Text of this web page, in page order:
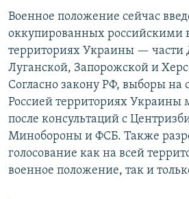
Военное положение сейчас
оккупированных российскими
территориях Украины — части
Луганской, Запорожской и
Согласно закону РФ, выборы
Россией территориях Украины
после консультаций с
Минобороны и ФСБ. Также
голосование как на всей
военное положение, так и